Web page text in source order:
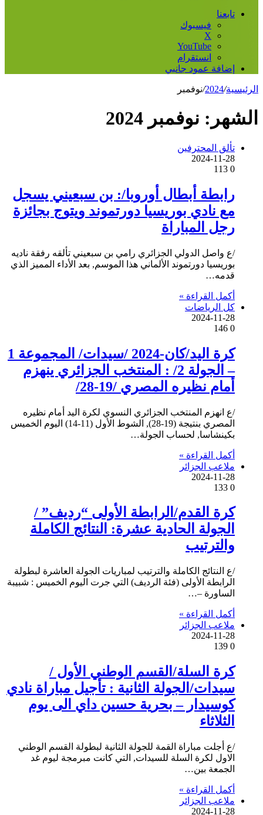
تابعنا
فيسبوك
‫X
‫YouTube
انستقرام
إضافة عمود جانبي
الرئيسية/
2024
/نوفمبر
الشهر: نوفمبر 2024
تألق المحترفين
2024-11-28
0
رابطة أبطال أوروبا/: بن سبعيني يسجل
مع نادي بوريسيا دورتموند ويتوج بجائزة
رجل المباراة
/ع واصل الدولي الجزائري رامي بن سبعيني تألقه رفقة ناديه
بوريسيا دورتموند الألماني هذا الموسم, بعد الأداء المميز الذي
قدمه…
أكمل القراءة »
كل الرياضات
2024-11-28
0
كرة اليد/كان-2024 /سيدات/ المجموعة 1
– الجولة 2/ : المنتخب الجزائري ينهزم
أمام نظيره المصري /19-28/
/ع انهزم المنتخب الجزائري النسوي لكرة اليد أمام نظيره
المصري بنتيجة (19-28), الشوط الأول (11-14) اليوم الخميس
بكينشاسا, لحساب الجولة…
أكمل القراءة »
ملاعب الجزائر
2024-11-28
0
كرة القدم/الرابطة الأولى “رديف” /
الجولة الحادية عشرة: النتائج الكاملة
والترتيب
/ع النتائج الكاملة والترتيب لمباريات الجولة العاشرة لبطولة
الرابطة الأولى (فئة الرديف) التي جرت اليوم الخميس : شبيبة
الساورة –…
أكمل القراءة »
ملاعب الجزائر
2024-11-28
0
كرة السلة/القسم الوطني الأول /
سيدات/الجولة الثانية : تأجيل مباراة نادي
كوسيدار – بحرية حسين داي الى يوم
الثلاثاء
/ع أجلت مباراة القمة للجولة الثانية لبطولة القسم الوطني
الاول لكرة السلة للسيدات, التي كانت مبرمجة ليوم غد
الجمعة بين…
أكمل القراءة »
ملاعب الجزائر
2024-11-28